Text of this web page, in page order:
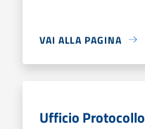
VAI ALLA PAGINA
Ufficio Protocollo